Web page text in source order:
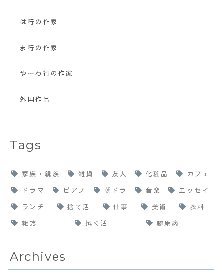
は行の作家
ま行の作家
や〜わ行の作家
外国作品
Tags
家族・親族 雑貨 友人 化粧品 カフェ
ドラマ ピアノ 朝ドラ 音楽 エッセイ
ランチ 捨て活 仕事 美術 衣料
雑誌 拭く活 膠原病
Archives